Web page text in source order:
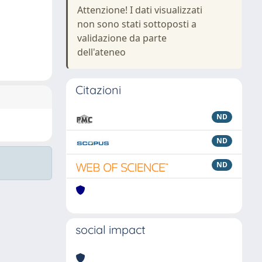
Attenzione! I dati visualizzati
non sono stati sottoposti a
validazione da parte
dell'ateneo
Citazioni
ND
ND
ND
social impact